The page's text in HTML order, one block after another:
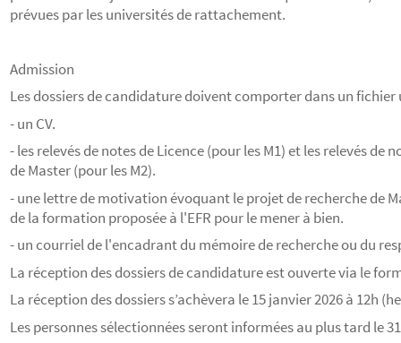
prévues par les universités de rattachement.
Admission
Les dossiers de candidature doivent comporter dans un
- un CV.
- les relevés de notes de Licence (pour les M1) et les relevés de
de Master (pour les M2).
- une lettre de motivation évoquant le projet de recherche de
de la formation proposée à l'EFR pour le mener à bien.
- un courriel de l'encadrant du mémoire de recherche ou du
La réception des dossiers de candidature est ouverte via le
La réception des dossiers s’achèvera le 15 janvier 2026 à 12h
Les personnes sélectionnées seront informées au plus tard le